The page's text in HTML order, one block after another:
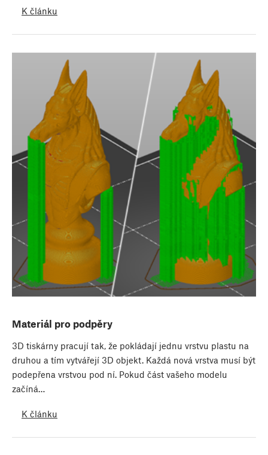
K článku
Materiál pro podpěry
3D tiskárny pracují tak, že pokládají jednu vrstvu plastu na
druhou a tím vytvářejí 3D objekt. Každá nová vrstva musí být
podepřena vrstvou pod ní. Pokud část vašeho modelu
začíná…
K článku